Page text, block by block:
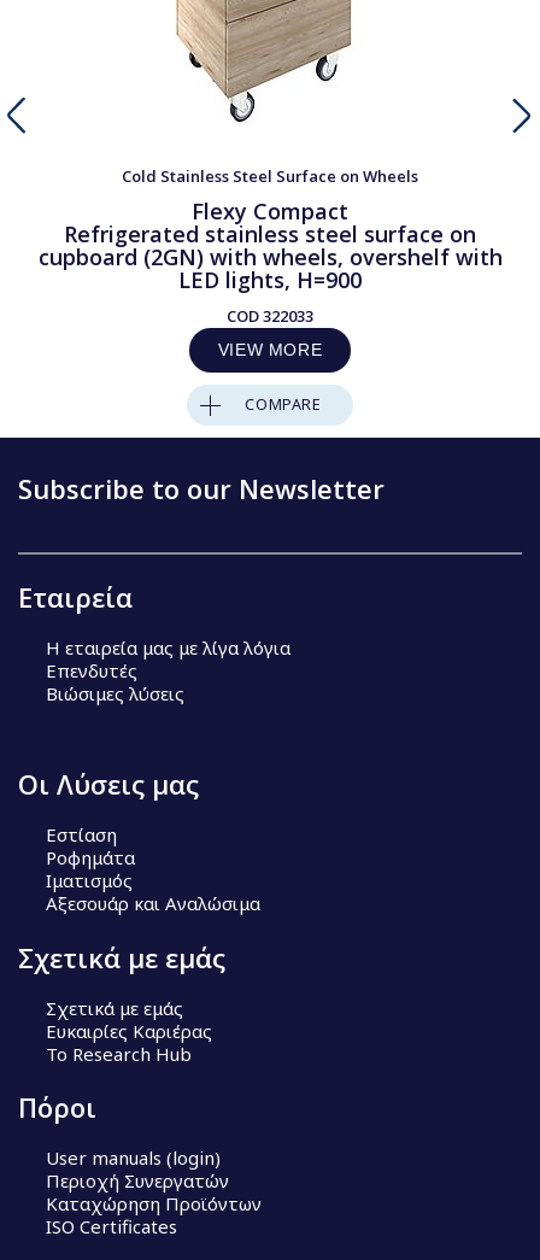
Cold Stainless Steel Surface on Wheels
Flexy Compact
Refrigerated stainless steel surface on
cupboard (2GN) with wheels, overshelf with
LED lights, H=900
COD322033
VIEW MORE
COMPARE
Subscribe to our Newsletter
Εταιρεία
Η εταιρεία μας με λίγα λόγια
Επενδυτές
Βιώσιμες λύσεις
Οι Λύσεις μας
Εστίαση
Ροφημάτα
Ιματισμός
Αξεσουάρ και Αναλώσιμα
Σχετικά με εμάς
Σχετικά με εμάς
Ευκαιρίες Καριέρας
Το Research Hub
Πόροι
User manuals (login)
Περιοχή Συνεργατών
Καταχώρηση Προϊόντων
ISO Certificates